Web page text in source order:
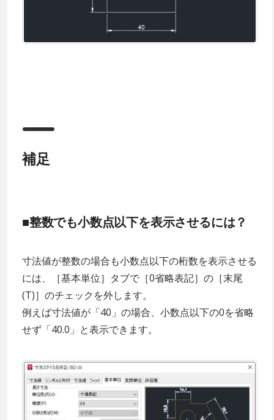
補足
■整数でも小数点以下を表示させるには？
寸法値が整数の場合も小数点以下の桁数を表示させる
には、［基本単位］タブで［0省略表記］の［末尾
(T)］のチェックを外します。
例えば寸法値が「40」の場合、小数点以下の0を省略
せず「40.0」と表示できます。